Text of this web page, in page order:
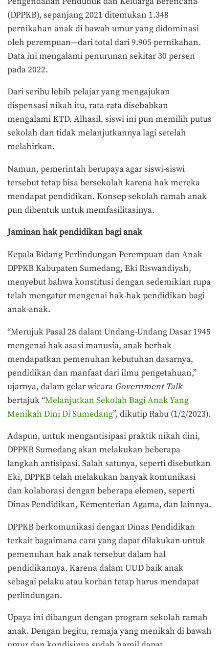
(DPPKB), sepanjang 2021 ditemukan 1.348
pernikahan anak di bawah umur yang didominasi
oleh perempuan—dari total dari 9.905 pernikahan.
Data ini mengalami penurunan sekitar 30 persen
pada 2022.
Dari seribu lebih pelajar yang mengajukan
dispensasi nikah itu, rata-rata disebabkan
mengalami KTD. Alhasil, siswi ini pun memilih putus
sekolah dan tidak melanjutkannya lagi setelah
melahirkan.
Namun, pemerintah berupaya agar siswi-siswi
tersebut tetap bisa bersekolah karena hak mereka
mendapat pendidikan. Konsep sekolah ramah anak
pun dibentuk untuk memfasilitasinya.
Jaminan hak pendidikan bagi anak
Kepala Bidang Perlindungan Perempuan dan Anak
DPPKB Kabupaten Sumedang, Eki Riswandiyah,
menyebut bahwa konstitusi dengan sedemikian rupa
telah mengatur mengenai hak-hak pendidikan bagi
anak-anak.
“Merujuk Pasal 28 dalam Undang-Undang Dasar 1945
mengenai hak asasi manusia, anak berhak
mendapatkan pemenuhan kebutuhan dasarnya,
pendidikan dan manfaat dari ilmu pengetahuan,”
ujarnya, dalam gelar wicara Government Talk
bertajuk “Melanjutkan Sekolah Bagi Anak Yang
Menikah Dini Di Sumedang”, dikutip Rabu (1/2/2023).
Adapun, untuk mengantisipasi praktik nikah dini,
DPPKB Sumedang akan melakukan beberapa
langkah antisipasi. Salah satunya, seperti disebutkan
Eki, DPPKB telah melakukan banyak komunikasi
dan kolaborasi dengan beberapa elemen, seperti
Dinas Pendidikan, Kementerian Agama, dan lainnya.
DPPKB berkomunikasi dengan Dinas Pendidikan
terkait bagaimana cara yang dapat dilakukan untuk
pemenuhan hak anak tersebut dalam hal
pendidikannya. Karena dalam UUD baik anak
sebagai pelaku atau korban tetap harus mendapat
perlindungan.
Upaya ini dibangun dengan program sekolah ramah
anak. Dengan begitu, remaja yang menikah di bawah